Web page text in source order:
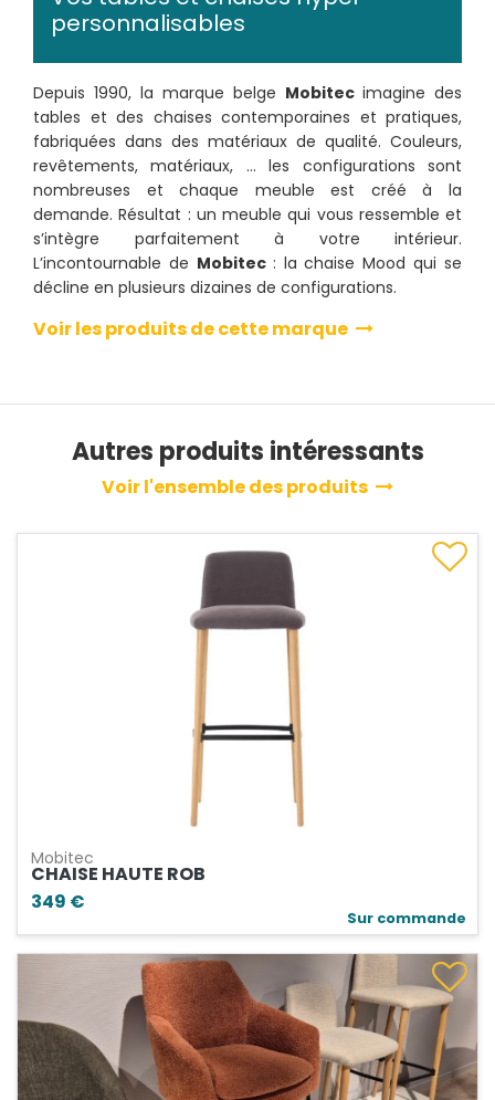
personnalisables
Depuis 1990, la marque belge Mobitec imagine des
tables et des chaises contemporaines et pratiques,
fabriquées dans des matériaux de qualité. Couleurs,
revêtements, matériaux, … les configurations sont
nombreuses et chaque meuble est créé à la
demande. Résultat : un meuble qui vous ressemble et
s’intègre parfaitement à votre intérieur.
L’incontournable de Mobitec : la chaise Mood qui se
décline en plusieurs dizaines de configurations.
Voir les produits de cette marque
Autres produits intéressants
Voir l'ensemble des produits
Mobitec
CHAISE HAUTE ROB
349 €
Sur commande